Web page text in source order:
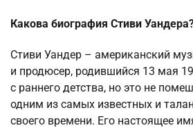
Какова биография Стиви
Стиви Уандер – американский
и продюсер, родившийся 13 мая
с раннего детства, но это не
одним из самых известных и
своего времени. Его настоящее